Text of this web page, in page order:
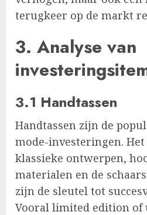
terugkeer op de markt
3. Analyse van
3.1 Handtassen
Handtassen zijn de
mode-investeringen.
klassieke ontwerpen,
materialen en de
zijn de sleutel tot
Vooral limited edition